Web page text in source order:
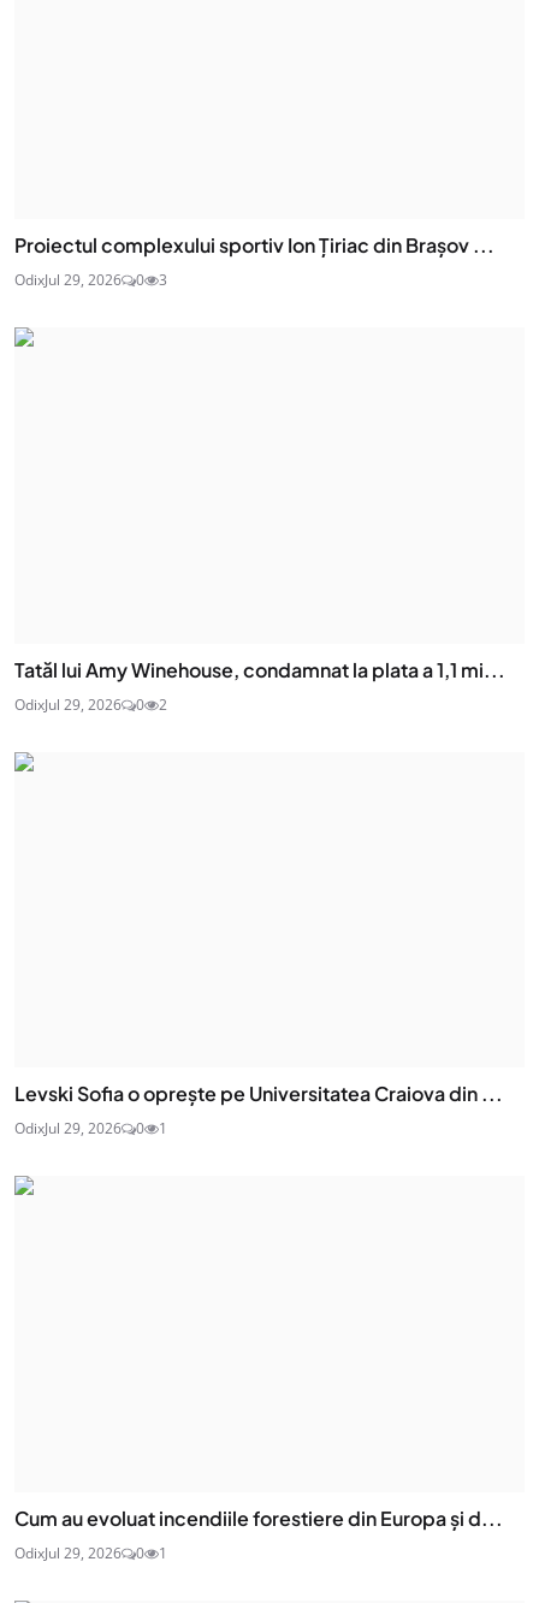
Proiectul complexului sportiv Ion Țiriac din Brașov ...
OdixJul 29, 2026 0 3
Tatăl lui Amy Winehouse, condamnat la plata a 1,1 mi...
OdixJul 29, 2026 0 2
Levski Sofia o oprește pe Universitatea Craiova din ...
OdixJul 29, 2026 0 1
Cum au evoluat incendiile forestiere din Europa și d...
OdixJul 29, 2026 0 1